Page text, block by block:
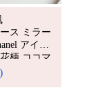
ス ミラー
アイフ
柄 ココマ
ド。